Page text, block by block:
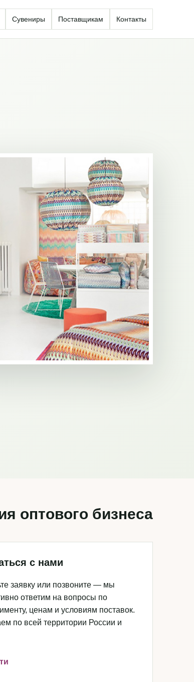
Сувениры Поставщикам Контакты
оптового бизнеса
с нами
заявку или позвоните — мы
ответим на вопросы по
ценам и условиям поставок.
по всей территории России и